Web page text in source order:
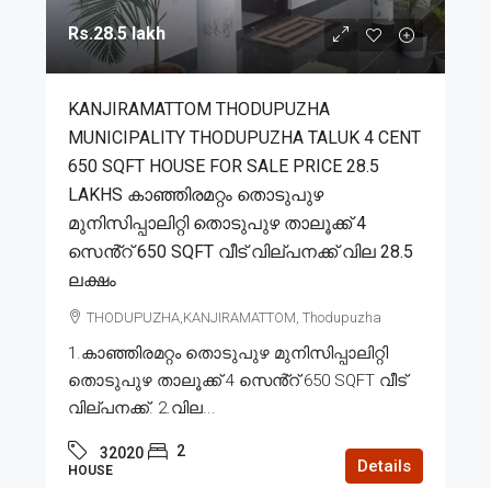
Rs.28.5 lakh
KANJIRAMATTOM THODUPUZHA
MUNICIPALITY THODUPUZHA TALUK 4 CENT
650 SQFT HOUSE FOR SALE PRICE 28.5
LAKHS കാഞ്ഞിരമറ്റം തൊടുപുഴ
മുനിസിപ്പാലിറ്റി തൊടുപുഴ താലൂക്ക് 4
സെൻ്റ് 650 SQFT വീട് വില്പനക്ക് വില 28.5
ലക്ഷം
THODUPUZHA,KANJIRAMATTOM, Thodupuzha
1.കാഞ്ഞിരമറ്റം തൊടുപുഴ മുനിസിപ്പാലിറ്റി
തൊടുപുഴ താലൂക്ക് 4 സെൻ്റ് 650 SQFT വീട്
വില്പനക്ക്. 2.വില...
32020 2
HOUSE Details